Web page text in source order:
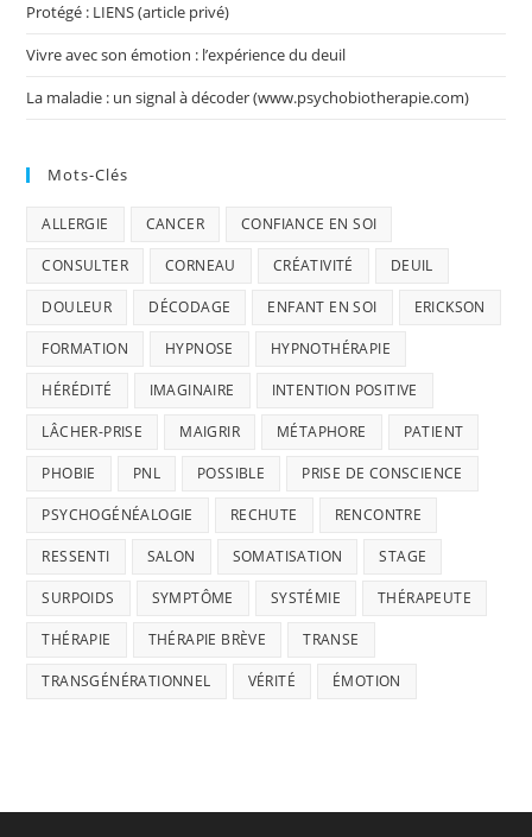
Protégé : LIENS (article privé)
Vivre avec son émotion : l’expérience du deuil
La maladie : un signal à décoder (www.psychobiotherapie.com)
Mots-Clés
ALLERGIE CANCER CONFIANCE EN SOI
CONSULTER CORNEAU CRÉATIVITÉ DEUIL
DOULEUR DÉCODAGE ENFANT EN SOI ERICKSON
FORMATION HYPNOSE HYPNOTHÉRAPIE
HÉRÉDITÉ IMAGINAIRE INTENTION POSITIVE
LÂCHER-PRISE MAIGRIR MÉTAPHORE PATIENT
PHOBIE PNL POSSIBLE PRISE DE CONSCIENCE
PSYCHOGÉNÉALOGIE RECHUTE RENCONTRE
RESSENTI SALON SOMATISATION STAGE
SURPOIDS SYMPTÔME SYSTÉMIE THÉRAPEUTE
THÉRAPIE THÉRAPIE BRÈVE TRANSE
TRANSGÉNÉRATIONNEL VÉRITÉ ÉMOTION